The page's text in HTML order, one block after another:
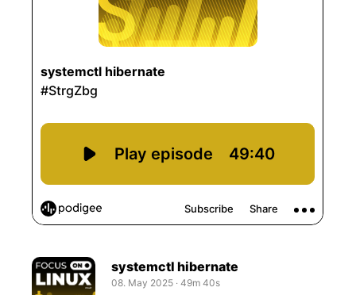
systemctl hibernate
08. May 2025 ‧ 49m 40s